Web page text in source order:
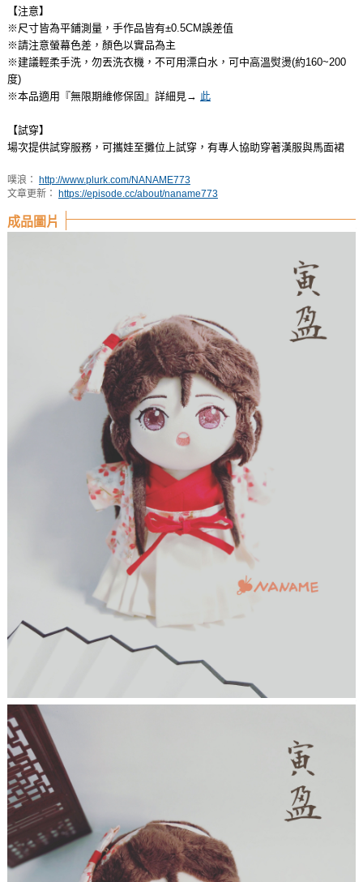
【注意】
※尺寸皆為平鋪測量，手作品皆有±0.5CM誤差值
※請注意螢幕色差，顏色以實品為主
※建議輕柔手洗，勿丟洗衣機，不可用漂白水，可中高溫熨燙(約160~200
度)
※本品適用『無限期維修保固』詳細見→ 此
【試穿】
場次提供試穿服務，可攜娃至攤位上試穿，有專人協助穿著漢服與馬面裙
噗浪： http://www.plurk.com/NANAME773
文章更新： https://episode.cc/about/naname773
成品圖片